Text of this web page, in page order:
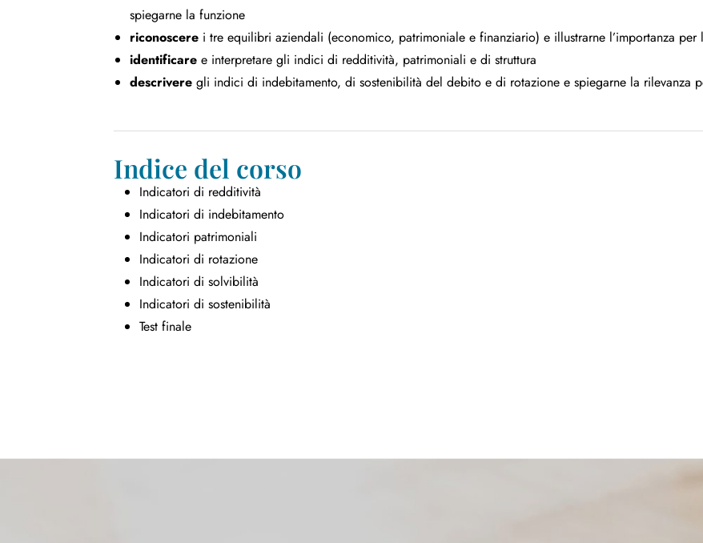
spiegarne la funzione
riconoscere i tre equilibri aziendali (economico, patrimoniale e finanziario) e illustrarne l’importanza per
identificare e interpretare gli indici di redditività, patrimoniali e di struttura
descrivere gli indici di indebitamento, di sostenibilità del debito e di rotazione e spiegarne la rilevanza
Indice del corso
Indicatori di redditività
Indicatori di indebitamento
Indicatori patrimoniali
Indicatori di rotazione
Indicatori di solvibilità
Indicatori di sostenibilità
Test finale